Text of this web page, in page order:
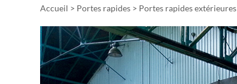
Accueil > Portes rapides > Portes rapides extérieures